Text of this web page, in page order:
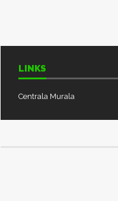
LINKS
Centrala Murala